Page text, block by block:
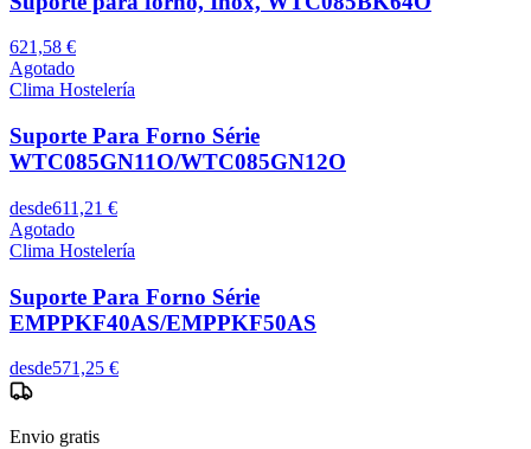
621,58 €
Agotado
Clima Hostelería
Suporte Para Forno Série
WTC085GN11O/WTC085GN12O
desde611,21 €
Agotado
Clima Hostelería
Suporte Para Forno Série
EMPPKF40AS/EMPPKF50AS
desde571,25 €
Envio gratis